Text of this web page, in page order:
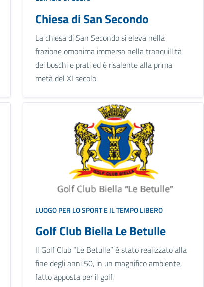
Chiesa di San Secondo
La chiesa di San Secondo si eleva nella
frazione omonima immersa nella tranquillità
dei boschi e prati ed è risalente alla prima
metà del XI secolo.
LUOGO PER LO SPORT E IL TEMPO LIBERO
Golf Club Biella Le Betulle
Il Golf Club “Le Betulle” è stato realizzato alla
fine degli anni 50, in un magnifico ambiente,
fatto apposta per il golf.